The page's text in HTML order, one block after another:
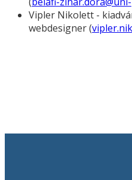
Vipler Nikolett -
webdesigner (